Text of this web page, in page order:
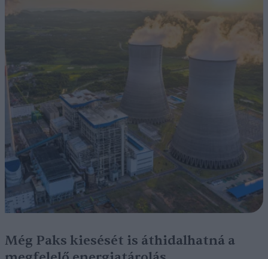
Még Paks kiesését is áthidalhatná a